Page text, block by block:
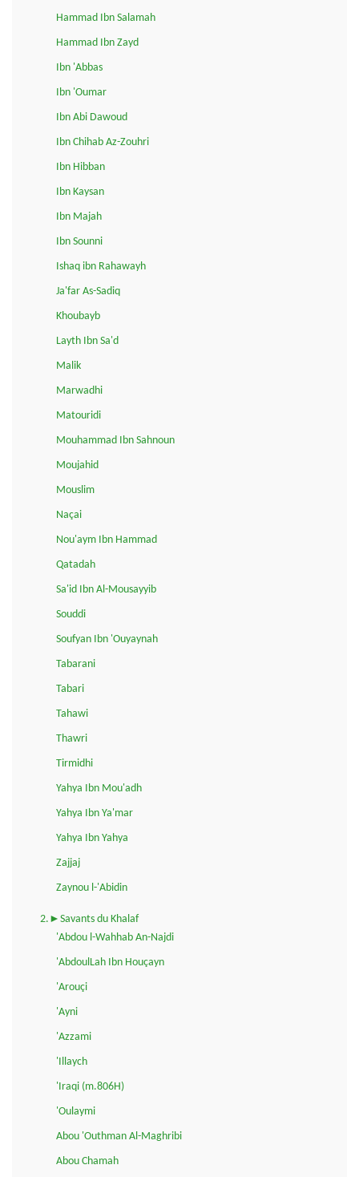
Hammad Ibn Salamah
Hammad Ibn Zayd
Ibn 'Abbas
Ibn 'Oumar
Ibn Abi Dawoud
Ibn Chihab Az-Zouhri
Ibn Hibban
Ibn Kaysan
Ibn Majah
Ibn Sounni
Ishaq ibn Rahawayh
Ja'far As-Sadiq
Khoubayb
Layth Ibn Sa'd
Malik
Marwadhi
Matouridi
Mouhammad Ibn Sahnoun
Moujahid
Mouslim
Naçai
Nou'aym Ibn Hammad
Qatadah
Sa'id Ibn Al-Mousayyib
Souddi
Soufyan Ibn 'Ouyaynah
Tabarani
Tabari
Tahawi
Thawri
Tirmidhi
Yahya Ibn Mou'adh
Yahya Ibn Ya'mar
Yahya Ibn Yahya
Zajjaj
Zaynou l-'Abidin
2.►Savants du Khalaf
'Abdou l-Wahhab An-Najdi
'AbdoulLah Ibn Houçayn
'Arouçi
'Ayni
'Azzami
'Illaych
'Iraqi (m.806H)
'Oulaymi
Abou 'Outhman Al-Maghribi
Abou Chamah